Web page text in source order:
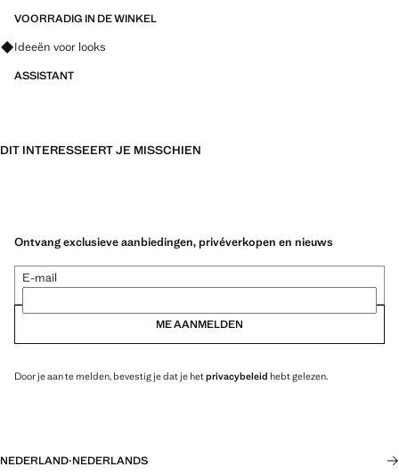
VOORRADIG IN DE WINKEL
Vraag om outfitideeën, kledingstukken en trends
Ideeën voor looks
ASSISTANT
DIT INTERESSEERT JE MISSCHIEN
Ontvang exclusieve aanbiedingen, privéverkopen en nieuws
E-mail
ME AANMELDEN
Door je aan te melden, bevestig je dat je hetprivacybeleid hebt gelezen.
NEDERLAND·NEDERLANDS